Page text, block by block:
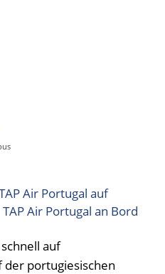
Air Portugal auf
Air Portugal an Bord
auf
der portugiesischen